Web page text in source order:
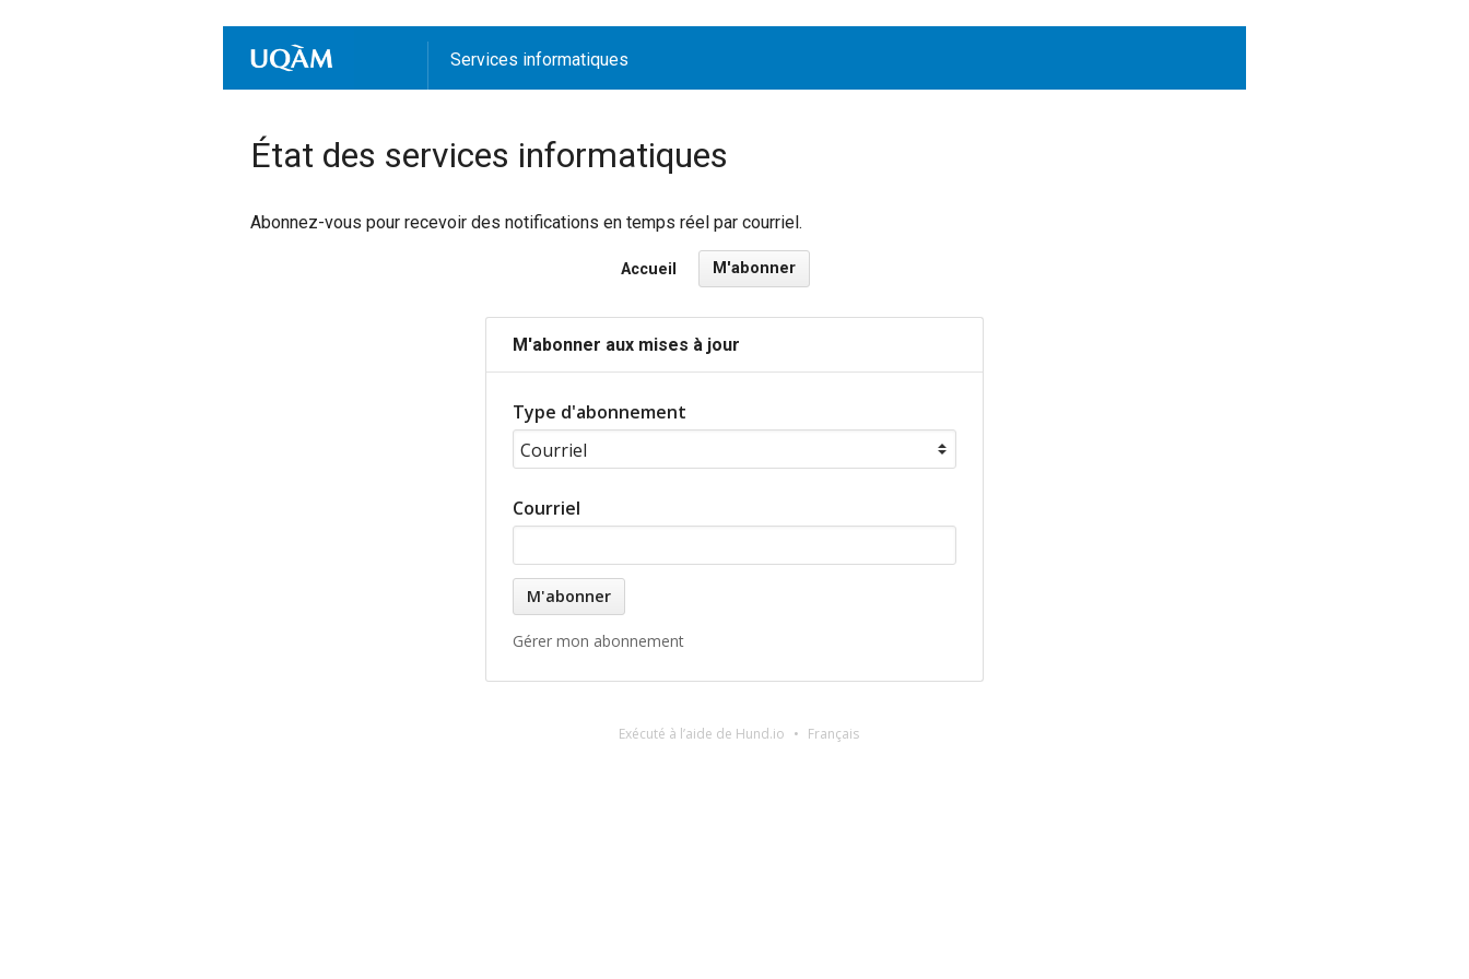
Services informatiques
État des services informatiques
Abonnez-vous pour recevoir des notifications en temps réel par courriel.
Accueil M'abonner
M'abonner aux mises à jour
Type d'abonnement
Courriel
Gérer mon abonnement
Exécuté à l’aide de Hund.io Français